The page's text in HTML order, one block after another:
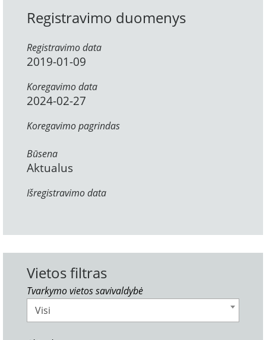
Registravimo duomenys
Registravimo data
2019-01-09
Koregavimo data
2024-02-27
Koregavimo pagrindas
Būsena
Aktualus
Išregistravimo data
Vietos filtras
Tvarkymo vietos savivaldybė
Visi